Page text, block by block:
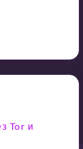
Tor и